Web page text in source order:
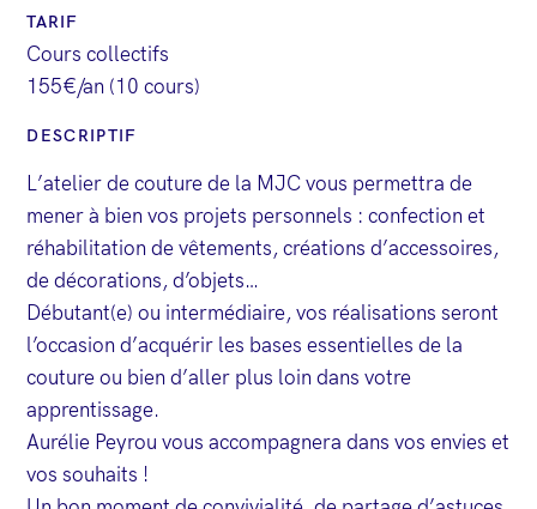
TARIF
Cours collectifs
155€/an (10 cours)
DESCRIPTIF
L’atelier de couture de la MJC vous permettra de
mener à bien vos projets personnels : confection et
réhabilitation de vêtements, créations d’accessoires,
de décorations, d’objets…
Débutant(e) ou intermédiaire, vos réalisations seront
l’occasion d’acquérir les bases essentielles de la
couture ou bien d’aller plus loin dans votre
apprentissage.
Aurélie Peyrou vous accompagnera dans vos envies et
vos souhaits !